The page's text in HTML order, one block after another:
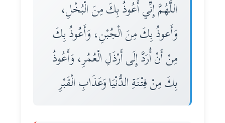
اللَّهُمَّ إِنِّي أَعُوذُ بِكَ مِنَ الْبُخْلِ،
وَأَعوذُ بِكَ مِنَ الْجُبْنِ، وَأَعُوذُ بِكَ
مِنْ أَنْ أُرَدَّ إِلَى أَرْذَلِ الْعُمُرِ، وَأَعُوذُ
بِكَ مِنْ فِتْنَةِ الدُّنْيَا وَعَذَابِ الْقَبْرِ